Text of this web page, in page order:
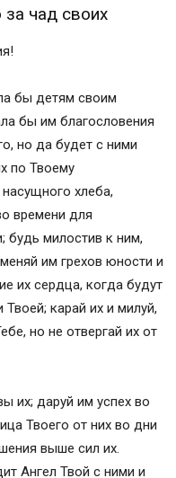
чад своих
бы детям своим
бы им благословения
но да будет с ними
по Твоему
хлеба,
времени для
будь милостив к ним,
им грехов юности и
их сердца, когда будут
Твоей; карай их и милуй,
но не отвергай их от
их; даруй им успех во
Твоего от них во дни
выше сил их.
Ангел Твой с ними и